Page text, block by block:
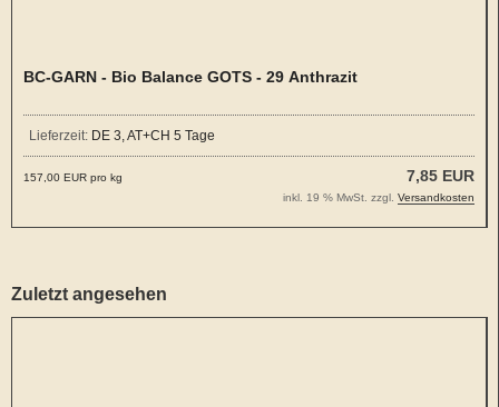
BC-GARN - Bio Balance GOTS - 29 Anthrazit
Lieferzeit: DE 3, AT+CH 5 Tage
7,85 EUR
157,00 EUR pro kg
inkl. 19 % MwSt. zzgl. Versandkosten
Zuletzt angesehen